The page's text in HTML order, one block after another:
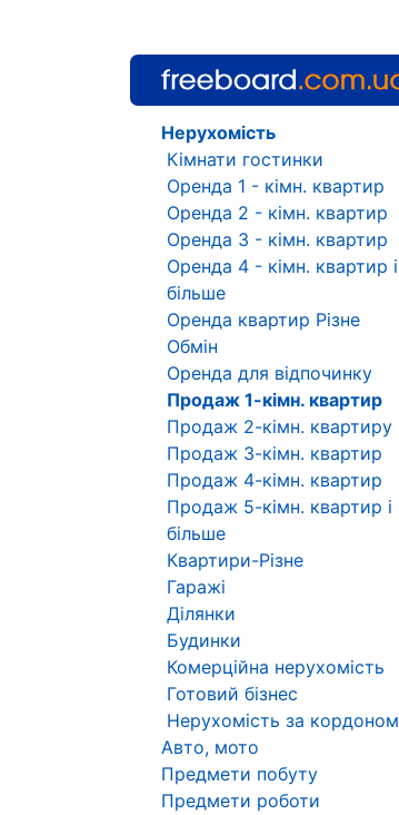
Нерухомість
Кімнати гостинки
Оренда 1 - кімн. квартир
Оренда 2 - кімн. квартир
Оренда 3 - кімн. квартир
Оренда 4 - кімн. квартир і
більше
Оренда квартир Різне
Обмін
Оренда для відпочинку
Продаж 1-кімн. квартир
Продаж 2-кімн. квартиру
Продаж 3-кімн. квартир
Продаж 4-кімн. квартир
Продаж 5-кімн. квартир і
більше
Квартири-Різне
Гаражі
Ділянки
Будинки
Комерційна нерухомість
Готовий бізнес
Нерухомість за кордоном
Авто, мото
Предмети побуту
Предмети роботи